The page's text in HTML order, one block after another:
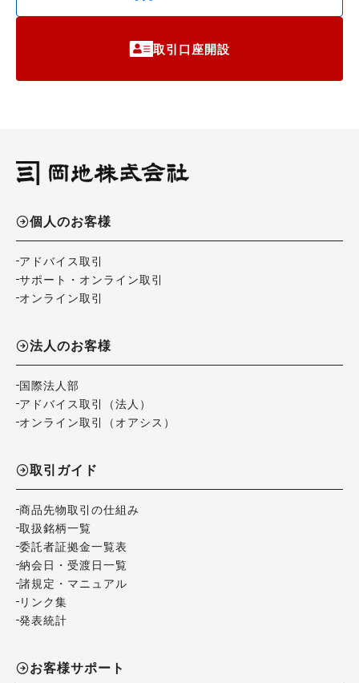
取引口座開設
個人のお客様
アドバイス取引
サポート・オンライン取引
オンライン取引
法人のお客様
国際法人部
アドバイス取引（法人）
オンライン取引（オアシス）
取引ガイド
商品先物取引の仕組み
取扱銘柄一覧
委託者証拠金一覧表
納会日・受渡日一覧
諸規定・マニュアル
リンク集
発表統計
お客様サポート